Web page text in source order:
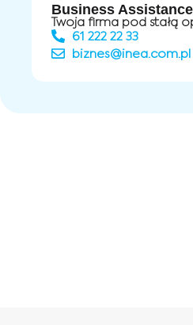
Business
Twoja firma pod stałą
61 222 22 33
biznes@inea.com.pl